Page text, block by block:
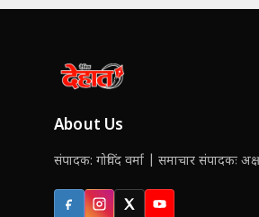
About Us
संपादक: गोविंद वर्मा | समाचार संपादकः
FacebookInstagram
X (Twitter)
YouTube